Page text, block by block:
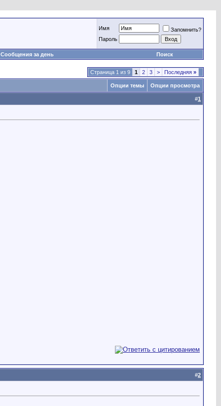
Имя
Запомнить?
Пароль
Сообщения за день Поиск
Страница 1 из 9 1 2 3 > Последняя »
Опции темы Опции просмотра
#1
#2